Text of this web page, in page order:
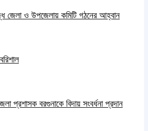
জেলা ও উপজেলায় কমিটি গঠনের আহ্বান
প্রশাসক বরগুনাকে বিদায় সংবর্ধনা প্রদান